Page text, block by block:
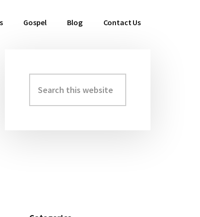
Gospel Blog Contact Us
Primary
Sidebar
this
website